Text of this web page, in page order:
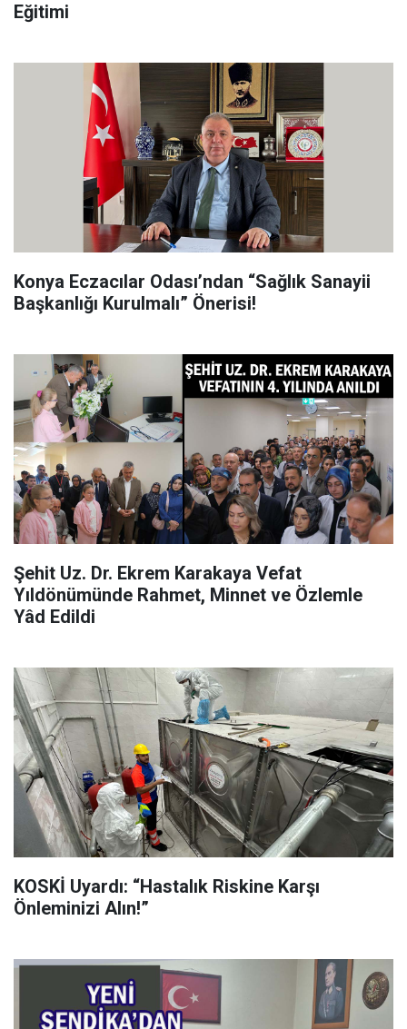
Eğitimi
Konya Eczacılar Odası’ndan “Sağlık Sanayii
Başkanlığı Kurulmalı” Önerisi!
Şehit Uz. Dr. Ekrem Karakaya Vefat
Yıldönümünde Rahmet, Minnet ve Özlemle
Yâd Edildi
KOSKİ Uyardı: “Hastalık Riskine Karşı
Önleminizi Alın!”